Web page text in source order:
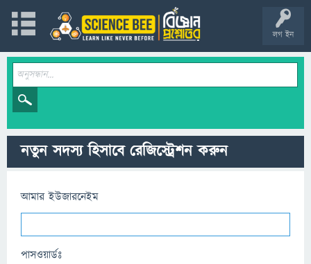
লগ ইন
নতুন সদস্য হিসাবে রেজিস্ট্রেশন করুন
আমার ইউজারনেইম
পাসওয়ার্ডঃ